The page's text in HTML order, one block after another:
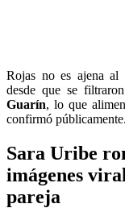
Rojas no es ajena al
desde que se
Guarín, lo que
confirmó públicamente.
Sara Uribe
imágenes
pareja